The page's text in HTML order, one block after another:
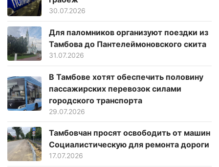
30.07.2026
Для паломников организуют поездки из
Тамбова до Пантелеймоновского скита
31.07.2026
В Тамбове хотят обеспечить половину
пассажирских перевозок силами
городского транспорта
29.07.2026
Тамбовчан просят освободить от машин
Социалистическую для ремонта дороги
17.07.2026